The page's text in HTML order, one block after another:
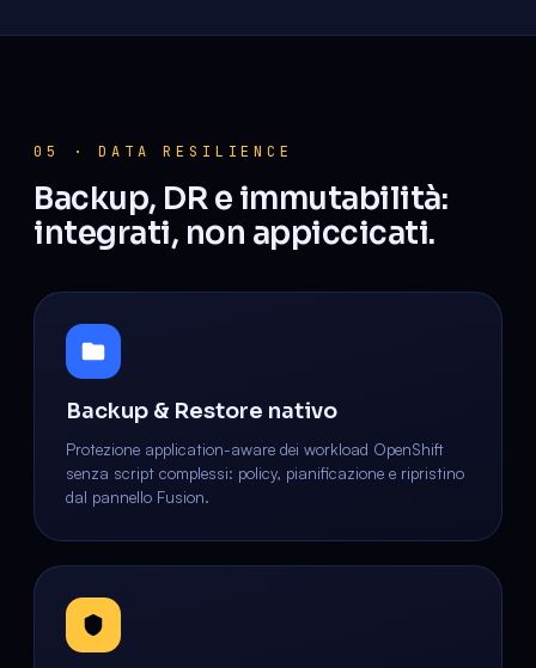
05 · DATA RESILIENCE
Backup, DR e immutabilità:
integrati, non appiccicati.
Backup & Restore nativo
Protezione application-aware dei workload OpenShift
senza script complessi: policy, pianificazione e ripristino
dal pannello Fusion.